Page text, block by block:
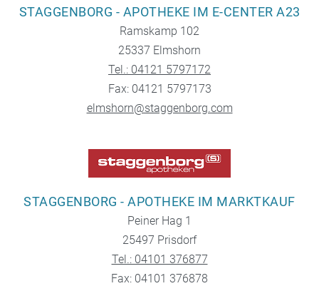
STAGGENBORG - APOTHEKE IM E-CENTER A23
Ramskamp 102
25337 Elmshorn
Tel.: 04121 5797172
Fax: 04121 5797173
elmshorn@staggenborg.com
STAGGENBORG - APOTHEKE IM MARKTKAUF
Peiner Hag 1
25497 Prisdorf
Tel.: 04101 376877
Fax: 04101 376878